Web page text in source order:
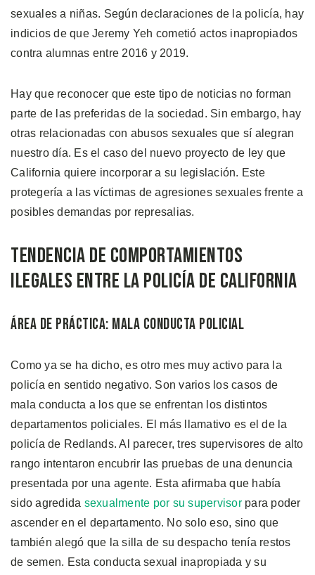
sexuales a niñas. Según declaraciones de la policía, hay
indicios de que Jeremy Yeh cometió actos inapropiados
contra alumnas entre 2016 y 2019.
Hay que reconocer que este tipo de noticias no forman
parte de las preferidas de la sociedad. Sin embargo, hay
otras relacionadas con abusos sexuales que sí alegran
nuestro día. Es el caso del nuevo proyecto de ley que
California quiere incorporar a su legislación. Este
protegería a las víctimas de agresiones sexuales frente a
posibles demandas por represalias.
Tendencia de Comportamientos
Ilegales entre la Policía de California
Área de Práctica: Mala Conducta Policial
Como ya se ha dicho, es otro mes muy activo para la
policía en sentido negativo. Son varios los casos de
mala conducta a los que se enfrentan los distintos
departamentos policiales. El más llamativo es el de la
policía de Redlands. Al parecer, tres supervisores de alto
rango intentaron encubrir las pruebas de una denuncia
presentada por una agente. Esta afirmaba que había
sido agredida sexualmente por su supervisorpara poder
ascender en el departamento. No solo eso, sino que
también alegó que la silla de su despacho tenía restos
de semen. Esta conducta sexual inapropiada y su